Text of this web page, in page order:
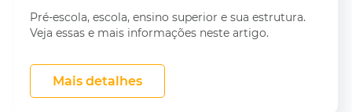
Pré-escola, escola, ensino superior e sua estrutura.
Veja essas e mais informações neste artigo.
Mais detalhes